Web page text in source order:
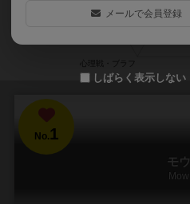
No.1
モウ
Mow
メールで会員登録
しばらく表示しない